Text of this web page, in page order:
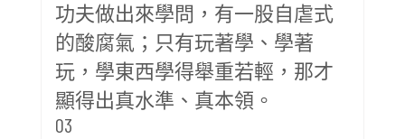
功夫做出來學問，有一股自虐式
的酸腐氣；只有玩著學、學著
玩，學東西學得舉重若輕，那才
顯得出真水準、真本領。
03